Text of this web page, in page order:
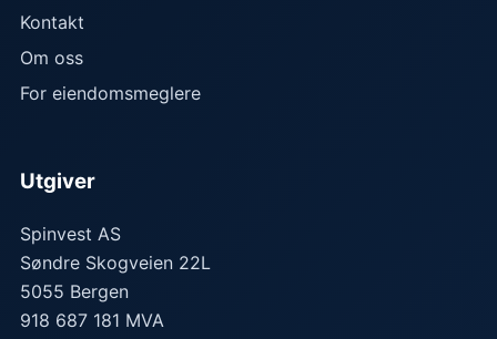
Kontakt
Om oss
For eiendomsmeglere
Utgiver
Spinvest AS
Søndre Skogveien 22L
5055 Bergen
918 687 181 MVA